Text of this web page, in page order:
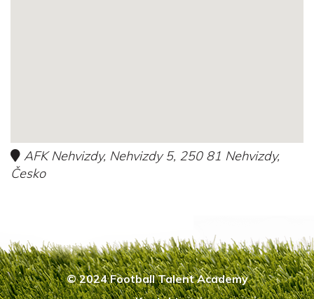
AFK Nehvizdy, Nehvizdy 5, 250 81 Nehvizdy,
Česko
© 2024 Football Talent Academy